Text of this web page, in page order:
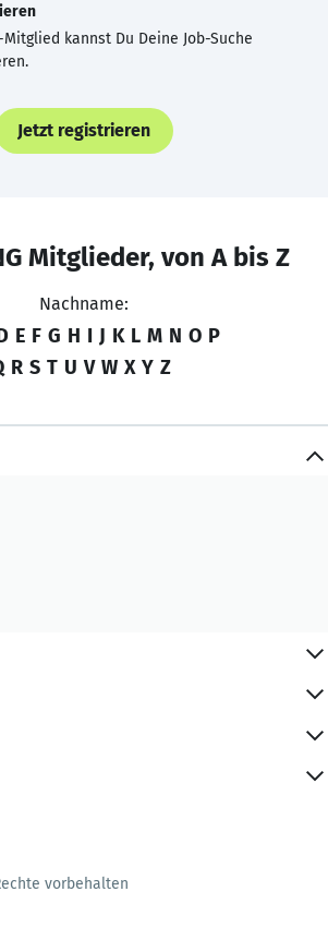
kannst Du Deine Job-Suche
Jetzt registrieren
Mitglieder, von A bis Z
Nachname:
E F G H I J K L M N O P
R S T U V W X Y Z
vorbehalten